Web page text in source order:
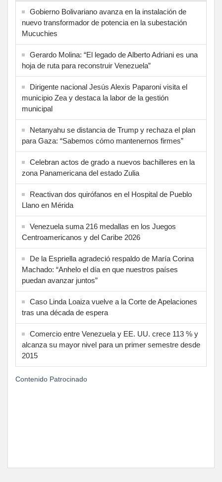
Gobierno Bolivariano avanza en la instalación de
nuevo transformador de potencia en la subestación
Mucuchies
Gerardo Molina: “El legado de Alberto Adriani es una
hoja de ruta para reconstruir Venezuela”
Dirigente nacional Jesús Alexis Paparoni visita el
municipio Zea y destaca la labor de la gestión
municipal
Netanyahu se distancia de Trump y rechaza el plan
para Gaza: “Sabemos cómo mantenernos firmes”
Celebran actos de grado a nuevos bachilleres en la
zona Panamericana del estado Zulia
Reactivan dos quirófanos en el Hospital de Pueblo
Llano en Mérida
Venezuela suma 216 medallas en los Juegos
Centroamericanos y del Caribe 2026
De la Espriella agradeció respaldo de María Corina
Machado: “Anhelo el día en que nuestros países
puedan avanzar juntos”
Caso Linda Loaiza vuelve a la Corte de Apelaciones
tras una década de espera
Comercio entre Venezuela y EE. UU. crece 113 % y
alcanza su mayor nivel para un primer semestre desde
2015
Contenido Patrocinado